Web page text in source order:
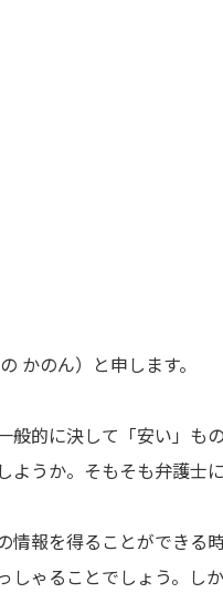
かのん）と申します。
般的に決して「安い」も
ようか。そもそも弁護士
情報を得ることができる
しゃることでしょう。し